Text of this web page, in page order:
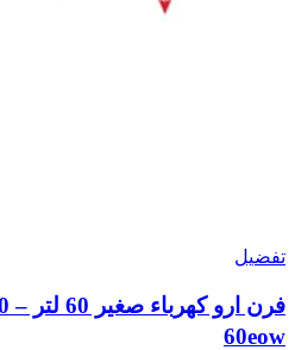
تفضيل
60eow